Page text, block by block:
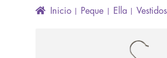
Inicio Peque Ella Vestidos